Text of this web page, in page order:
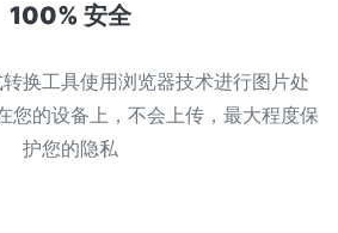
100% 安全
换工具使用浏览器技术进行图片处
您的设备上，不会上传，最大程度保
护您的隐私